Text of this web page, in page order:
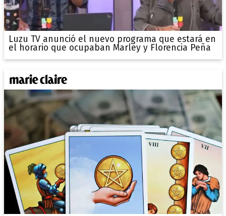
Luzu TV anunció el nuevo programa que estará en
el horario que ocupaban Marley y Florencia Peña